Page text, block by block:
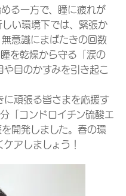
る一方で、瞳に疲れが
い環境下では、緊張か
意識にまばたきの回数
を乾燥から守る「涙の
目のかすみを引き起こ
頑張る皆さまを応援す
「コンドロイチン硫酸エ
開発しました。春の環
アしましょう！